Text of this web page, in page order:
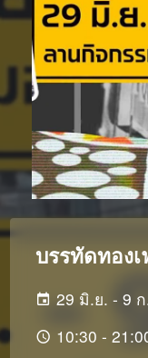
บรรทัดทอง
29 มิ.ย. - 9
10:30 -